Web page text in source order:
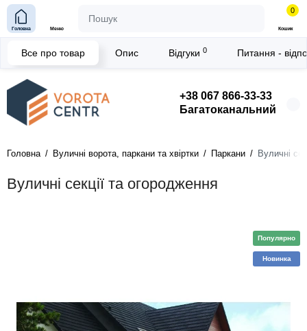
+38 067 866-33-33
Багатоканальний
Головна Меню
0
Кошик
Головна Вуличні ворота, паркани та хвіртки Паркани Вуличні
Вуличні секції та огородження
Все про товар Опис Відгуки 0 Питання -
Популярно
Новинка